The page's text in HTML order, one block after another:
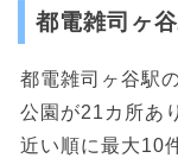
都電雑司ヶ
都電雑司ヶ谷駅
公園が21カ所あ
近い順に最大10